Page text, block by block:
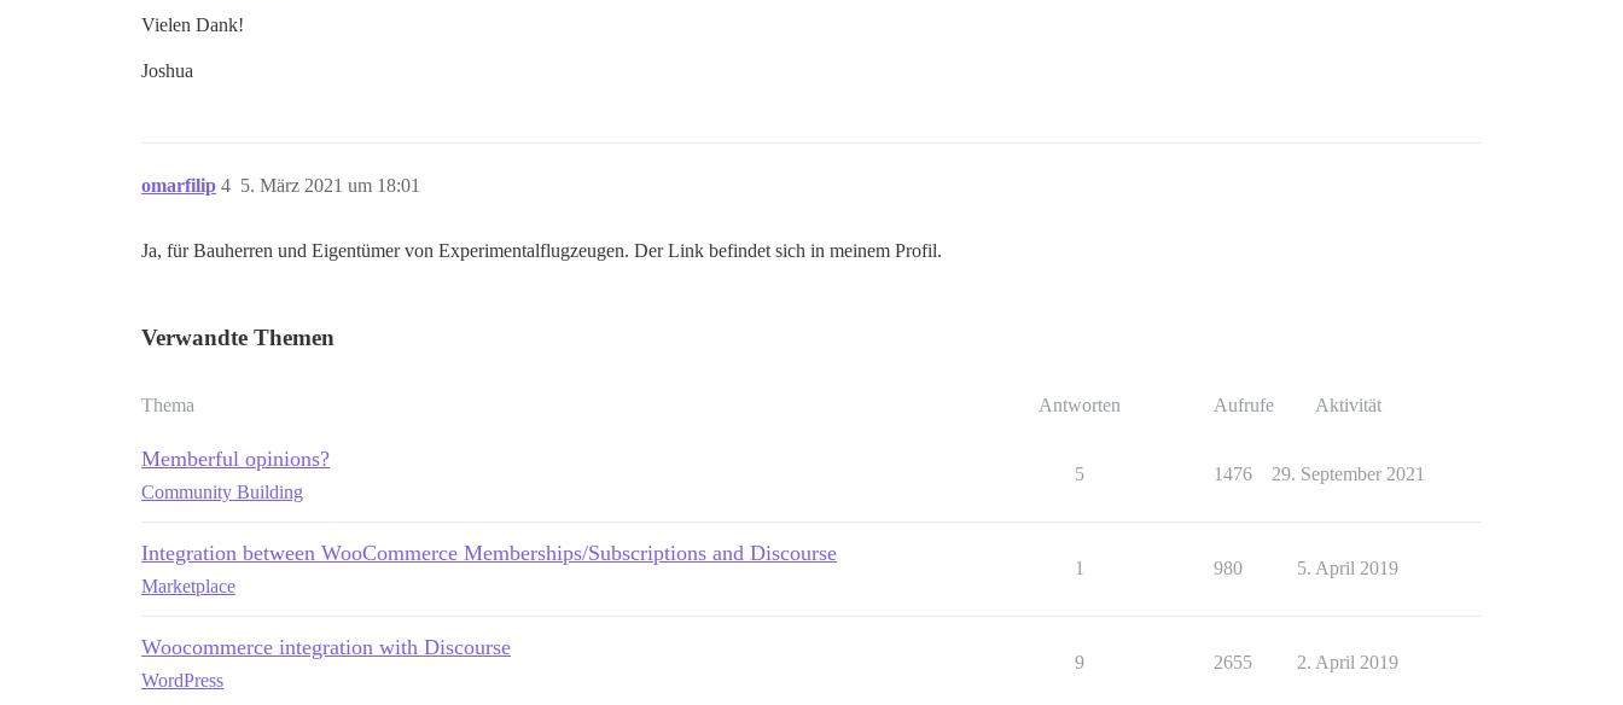
Vielen Dank!
Joshua
omarfilip 5. März 2021 um 18:01
4
Ja, für Bauherren und Eigentümer von Experimentalflugzeugen. Der Link befindet sich in meinem Profil.
Verwandte Themen
Thema Antworten Aufrufe Aktivität
Memberful opinions?
Community Building
5 1476 29. September 2021
Integration between WooCommerce Memberships/Subscriptions and Discourse
Marketplace
1 980 5. April 2019
Woocommerce integration with Discourse
WordPress
9 2655 2. April 2019